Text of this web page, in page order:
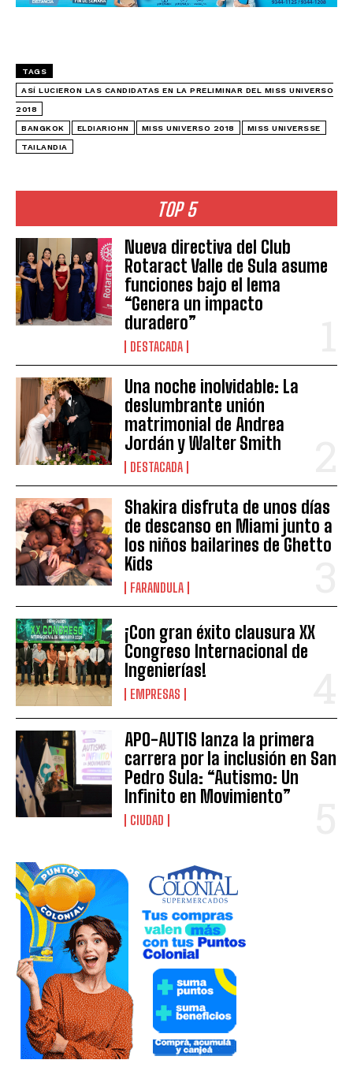
TOP 5
Nueva directiva del Club
Rotaract Valle de Sula asume
funciones bajo el lema
“Genera un impacto
duradero”
DESTACADA
Una noche inolvidable: La
deslumbrante unión
matrimonial de Andrea
Jordán y Walter Smith
DESTACADA
Shakira disfruta de unos días
de descanso en Miami junto a
los niños bailarines de Ghetto
Kids
FARANDULA
¡Con gran éxito clausura XX
Congreso Internacional de
Ingenierías!
EMPRESAS
APO-AUTIS lanza la primera
carrera por la inclusión en San
Pedro Sula: “Autismo: Un
Infinito en Movimiento”
CIUDAD
TAGS
ASÍ LUCIERON LAS CANDIDATAS EN LA PRELIMINAR DEL MISS UNIVERSO
2018
BANGKOK ELDIARIOHN MISS UNIVERSO 2018 MISS UNIVERSSE
TAILANDIA